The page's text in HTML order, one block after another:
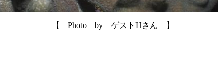
【 Photo by ゲストHさん 】